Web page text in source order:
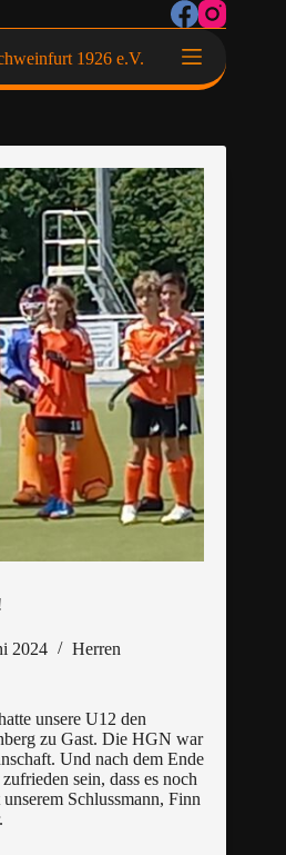
1926 e.V.
2024 Herren
unsere U12 den
zu Gast. Die HGN war
Und nach dem Ende
sein, dass es noch
Schlussmann, Finn